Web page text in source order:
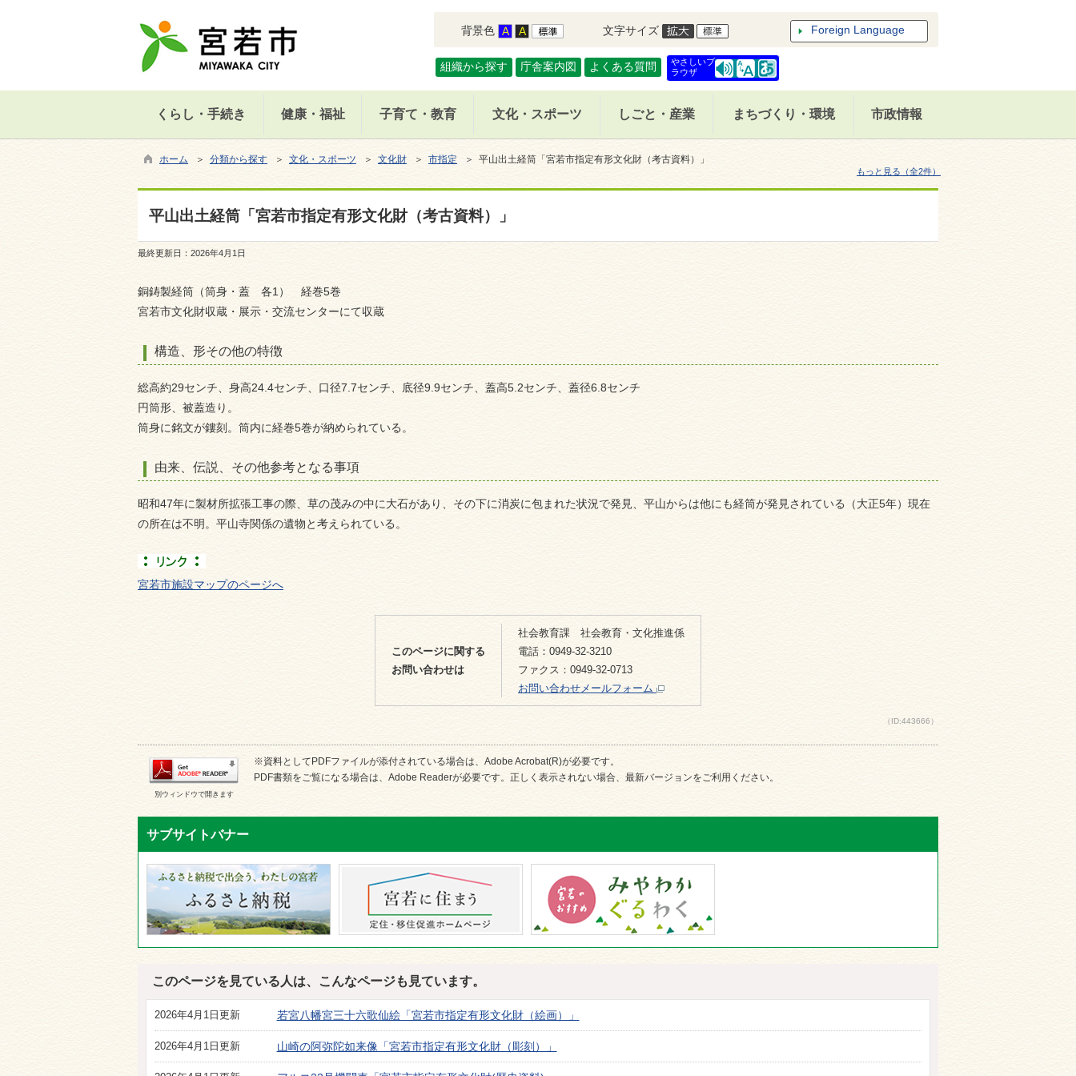
背景色 文字サイズ Foreign Language
組織から探す 庁舎案内図 よくある質問
やさしいブ
ラウザ
くらし・手続き 健康・福祉 子育て・教育 文化・スポーツ しごと・産業 まちづくり・環境 市政情報
ホーム ＞ 分類から探す ＞ 文化・スポーツ ＞ 文化財 ＞ 市指定 ＞ 平山出土経筒「宮若市指定有形文化財（考古資料）」
もっと見る（全2件）
平山出土経筒「宮若市指定有形文化財（考古資料）」
最終更新日： 2026年4月1日
銅鋳製経筒（筒身・蓋 各1） 経巻5巻
宮若市文化財収蔵・展示・交流センターにて収蔵
構造、形その他の特徴
総高約29センチ、身高24.4センチ 、口径7.7センチ 、底径9.9センチ 、蓋高5.2センチ 、蓋径6.8センチ
円筒形、被蓋造り。
筒身に銘文が鏤刻。筒内に経巻5巻が納められている。
由来、伝説、その他参考となる事項
昭和47年に製材所拡張工事の際、草の茂みの中に大石があり、その下に消炭に包まれた状況で発見、平山からは他にも経筒が発見されている（大正5年）現在
の所在は不明。平山寺関係の遺物と考えられている。
宮若市施設マップのページへ
このページに関する
お問い合わせは
社会教育課 社会教育・文化推進係
電話：0949-32-3210
ファクス：0949-32-0713
お問い合わせメールフォーム
（ID:443666）
別ウィンドウで開きます
※資料としてPDFファイルが添付されている場合は、Adobe Acrobat(R)が必要です。
PDF書類をご覧になる場合は、Adobe Readerが必要です。正しく表示されない場合、最新バージョンをご利用ください。
サブサイトバナー
このページを見ている人は、こんなページも見ています。
2026年4月1日更新 若宮八幡宮三十六歌仙絵「宮若市指定有形文化財（絵画）」
2026年4月1日更新 山崎の阿弥陀如来像「宮若市指定有形文化財（彫刻）」